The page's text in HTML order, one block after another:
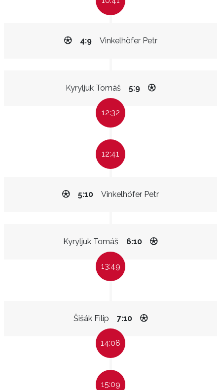
Vinkelhöfer Petr
4:9
Kyryljuk Tomáš 5:9
12:32
12:41
Vinkelhöfer Petr
5:10
Kyryljuk Tomáš 6:10
13:49
Šišák Filip 7:10
14:08
15:09